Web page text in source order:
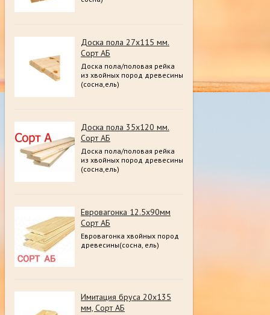
Доска пола 27х115 мм.
Сорт АБ
Доска пола/половая рейка
из хвойных пород древесины
(сосна,ель)
Доска пола 35х120 мм.
Сорт АБ
Доска пола/половая рейка
из хвойных пород древесины
(сосна,ель)
Евровагонка 12.5х90мм
Сорт АБ
Евровагонка хвойных пород
древесины(сосна, ель)
Имитация бруса 20х135
мм, Сорт АБ